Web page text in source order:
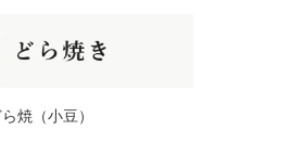
ら焼（小豆）